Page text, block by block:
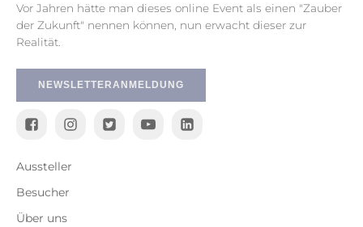
Vor Jahren hätte man dieses online Event als einen "Zauber
der Zukunft" nennen können, nun erwacht dieser zur
Realität.
NEWSLETTERANMELDUNG
Aussteller
Besucher
Über uns